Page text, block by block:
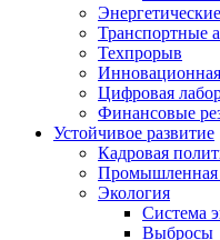
Транспортные
Техпрорыв
Инновационная
Цифровая
Финансовые
Устойчивое развитие
Кадровая
Промышленная
Экология
Система
Выбросы